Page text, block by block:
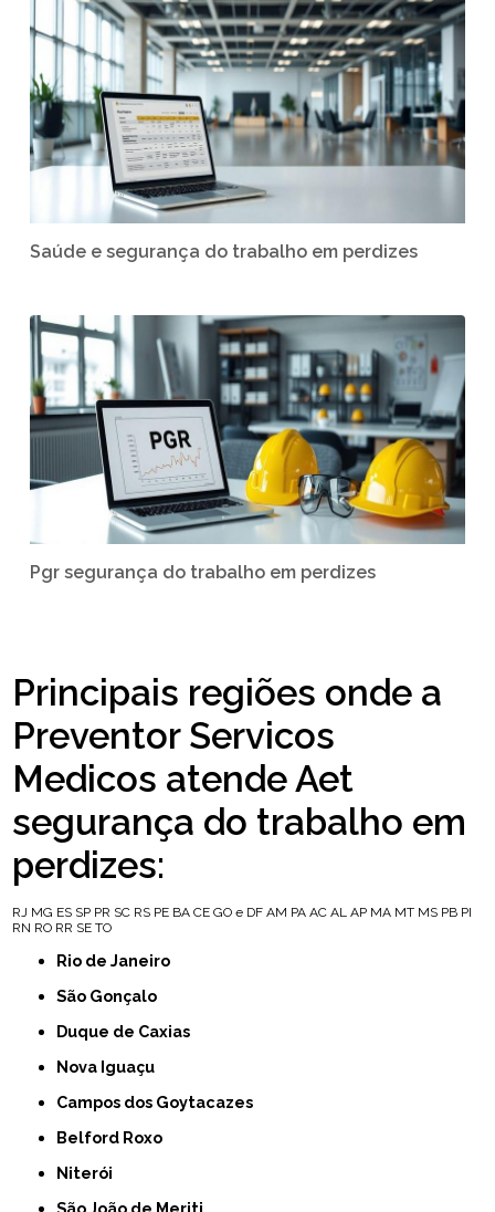
Saúde e segurança do trabalho em perdizes
Pgr segurança do trabalho em perdizes
Principais regiões onde a
Preventor Servicos
Medicos atende Aet
segurança do trabalho em
perdizes:
RJ MG ES SP PR SC RS PE BA CE GO e DF AM PA AC AL AP MA MT MS PB PI
RN RO RR SE TO
Rio de Janeiro
São Gonçalo
Duque de Caxias
Nova Iguaçu
Campos dos Goytacazes
Belford Roxo
Niterói
São João de Meriti